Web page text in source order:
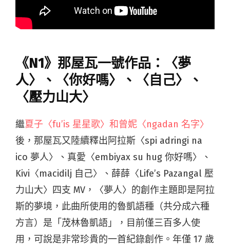
《N1》那屋瓦一號作品：〈夢
人〉、〈你好嗎〉、〈自己〉、
〈壓力山大〉
繼夏子〈fu’is 星星歌〉和曾妮〈ngadan 名字〉
後，那屋瓦又陸續釋出阿拉斯〈spi adringi na
ico 夢人〉、真愛〈embiyax su hug 你好嗎〉、
Kivi〈macidilj 自己〉、薛薛〈Life’s Pazangal 壓
力山大〉四支 MV，〈夢人〉的創作主題即是阿拉
斯的夢境，此曲所使用的魯凱語種（共分成六種
方言）是「茂林魯凱語」，目前僅三百多人使
用，可說是非常珍貴的一首紀錄創作。年僅 17 歲